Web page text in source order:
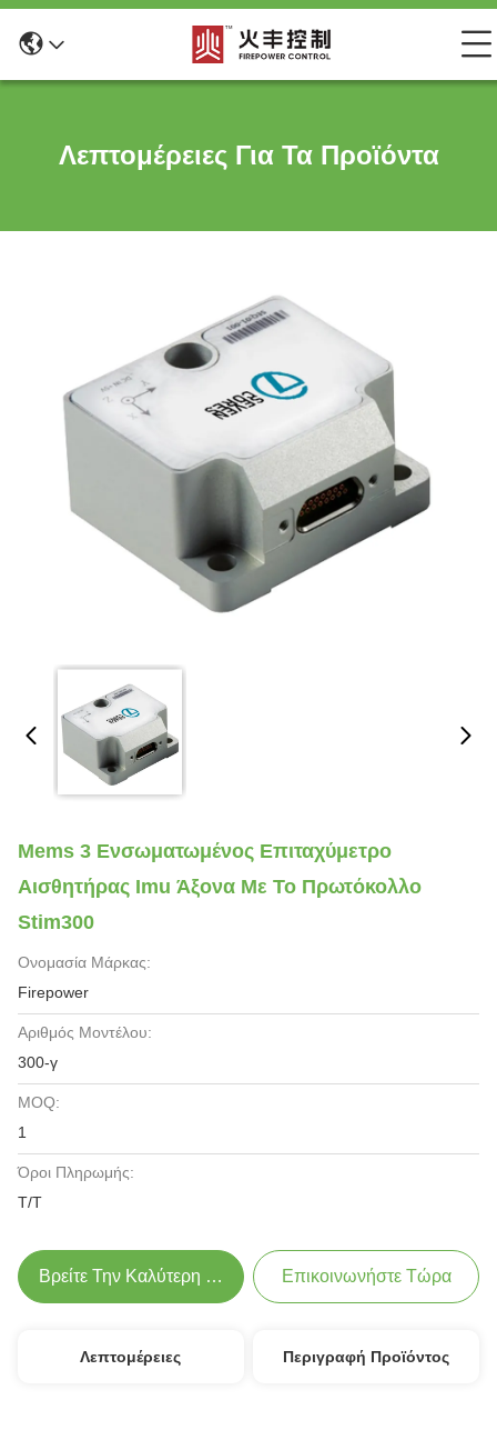
Λεπτομέρειες Για Τα Προϊόντα
Mems 3 Ενσωματωμένος Επιταχύμετρο
Αισθητήρας Imu Άξονα Με Το Πρωτόκολλο
Stim300
Ονομασία Μάρκας:
Firepower
Αριθμός Μοντέλου:
300-γ
MOQ:
1
Όροι Πληρωμής:
T/T
Βρείτε Την Καλύτερη Τιμή Επικοινωνήστε Τώρα
Λεπτομέρειες Περιγραφή Προϊόντος